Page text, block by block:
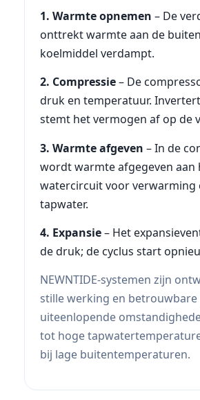
1. Warmte opnemen – De
onttrekt warmte aan de
koelmiddel verdampt.
2. Compressie– De
druk en temperatuur.
stemt het vermogen af op de
3. Warmte afgeven – In de
wordt warmte afgegeven aan
watercircuit voor verwarming
tapwater.
4. Expansie– Het
de druk; de cyclus start
NEWNTIDE-systemen zijn
stille werking en betrouwbare
uiteenlopende
tot hoge
bij lage buitentemperaturen.